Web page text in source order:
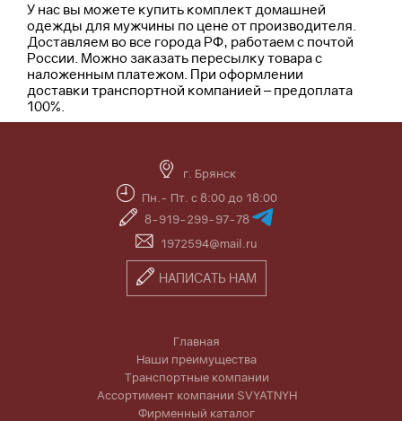
У нас вы можете купить комплект домашней
одежды для мужчины по цене от производителя.
Доставляем во все города РФ, работаем с почтой
России. Можно заказать пересылку товара с
наложенным платежом. При оформлении
доставки транспортной компанией – предоплата
100%.
г. Брянск
Пн.- Пт. с 8:00 до 18:00
8-919-299-97-78
1972594@mail.ru
НАПИСАТЬ НАМ
Главная
Наши преимущества
Транспортные компании
Ассортимент компании SVYATNYH
Фирменный каталог